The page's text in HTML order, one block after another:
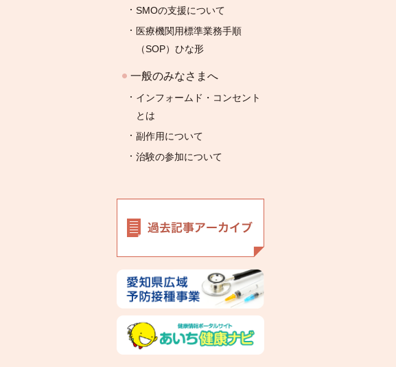
SMOの支援について
医療機関用標準業務手順
（SOP）ひな形
一般のみなさまへ
インフォームド・コンセント
とは
副作用について
治験の参加について